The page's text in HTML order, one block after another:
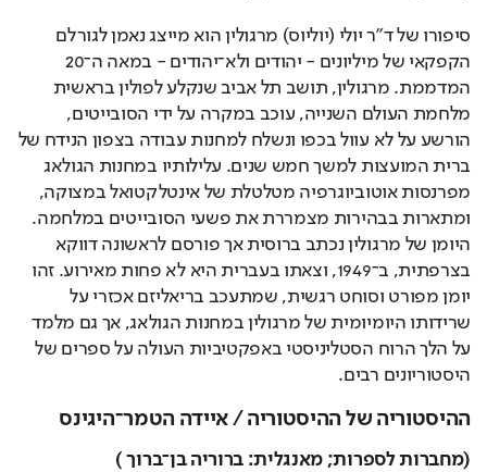
סיפורו של ד"ר יולי (יוליוס) מרגולין הוא מייצג נאמן לגורלם
הקפקאי של מיליונים - יהודים ולא־יהודים - במאה ה־20
המדממת. מרגולין, תושב תל אביב שנקלע לפולין בראשית
מלחמת העולם השנייה, עוכב במקרה על ידי הסובייטים,
הורשע על לא עוול בכפו ונשלח למחנות עבודה בצפון הנידח של
ברית המועצות למשך חמש שנים. עלילותיו במחנות הגולאג
מפרנסות אוטוביוגרפיה מטלטלת של אינטלקטואל במצוקה,
ומתארות בבהירות מצמררת את פשעי הסובייטים במלחמה.
היומן של מרגולין נכתב ברוסית אך פורסם לראשונה דווקא
בצרפתית, ב־1949, וצאתו בעברית היא לא פחות מאירוע. זהו
יומן מפורט וסוחט רגשית, שמתעכב בריאליזם אכזרי על
שרידותו היומיומית של מרגולין במחנות הגולאג, אך גם מלמד
על הלך הרוח הסטליניסטי באפקטיביות העולה על ספרים של
היסטוריונים רבים.
ההיסטוריה של ההיסטוריה / איידה הטמר־היגינס
(מחברות לספרות; מאנגלית: ברוריה בן־ברוך )